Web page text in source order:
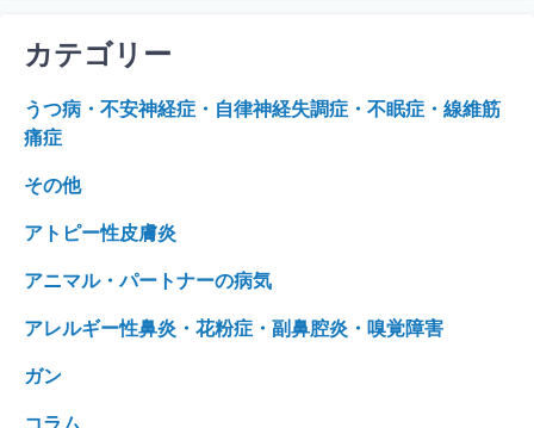
カテゴリー
うつ病・不安神経症・自律神経失調症・不眠症・線維筋
痛症
その他
アトピー性皮膚炎
アニマル・パートナーの病気
アレルギー性鼻炎・花粉症・副鼻腔炎・嗅覚障害
ガン
コラム